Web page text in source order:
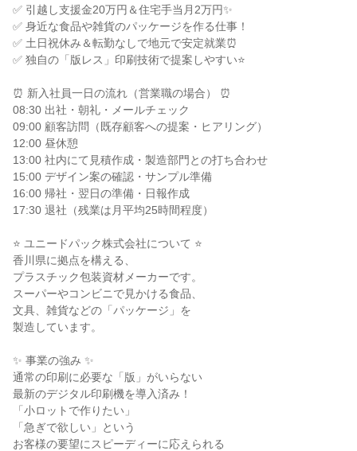
✅ 引越し支援金20万円＆住宅手当月2万円✨
✅ 身近な食品や雑貨のパッケージを作る仕事！
✅ 土日祝休み＆転勤なしで地元で安定就業⏰
✅ 独自の「版レス」印刷技術で提案しやすい⭐
⏰ 新入社員一日の流れ（営業職の場合） ⏰
08:30 出社・朝礼・メールチェック
09:00 顧客訪問（既存顧客への提案・ヒアリング）
12:00 昼休憩
13:00 社内にて見積作成・製造部門との打ち合わせ
15:00 デザイン案の確認・サンプル準備
16:00 帰社・翌日の準備・日報作成
17:30 退社（残業は月平均25時間程度）
⭐ ユニードパック株式会社について ⭐
香川県に拠点を構える、
プラスチック包装資材メーカーです。
スーパーやコンビニで見かける食品、
文具、雑貨などの「パッケージ」を
製造しています。
✨ 事業の強み ✨
通常の印刷に必要な「版」がいらない
最新のデジタル印刷機を導入済み！
「小ロットで作りたい」
「急ぎで欲しい」という
お客様の要望にスピーディーに応えられる